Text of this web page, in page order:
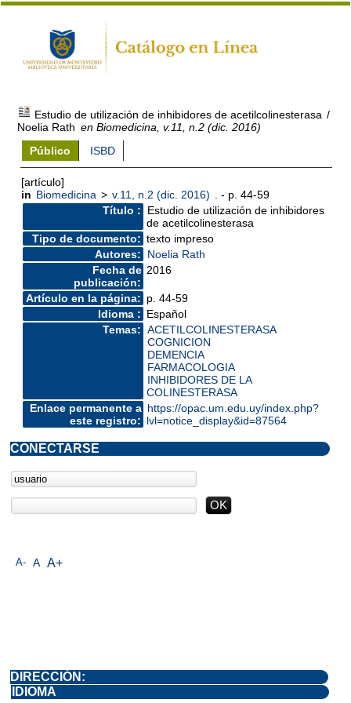
Estudio de utilización de inhibidores de acetilcolinesterasa /
Noelia Rath en Biomedicina, v.11, n.2 (dic. 2016)
Público
ISBD
[artículo]
in Biomedicina > v.11, n.2 (dic. 2016)
. - p. 44-59
Título :
Estudio de utilización de inhibidores
de acetilcolinesterasa
Tipo de documento: texto impreso
Autores:
Noelia Rath
Fecha de
publicación:
2016
Artículo en la página: p. 44-59
Idioma : Español
Temas: ACETILCOLINESTERASA
COGNICION
DEMENCIA
FARMACOLOGIA
INHIBIDORES DE LA
COLINESTERASA
Enlace permanente a
este registro:
https://opac.um.edu.uy/index.php?
lvl=notice_display&id=87564
A- A A+
CONECTARSE
DIRECCIÓN:
IDIOMA